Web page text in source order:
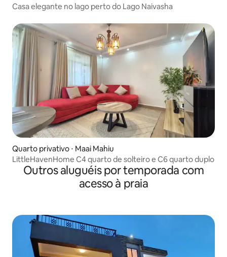
Casa elegante no lago perto do Lago Naivasha
Quarto privativo ⋅ Maai Mahiu
LittleHavenHome C4 quarto de solteiro e C6 quarto duplo
Outros aluguéis por temporada com
acesso à praia